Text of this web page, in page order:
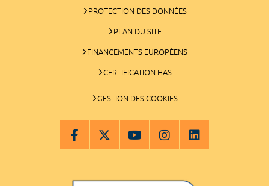
PROTECTION DES DONNÉES
PLAN DU SITE
FINANCEMENTS EUROPÉENS
CERTIFICATION HAS
GESTION DES COOKIES